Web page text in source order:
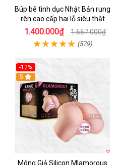
Búp bê tình dục Nhật Bản rung
rên cao cấp hai lỗ siêu thật
1.400.000₫ 1.667.000₫
(579)
-12%
Hot
5
Mông Giả Silicon Mlamorous